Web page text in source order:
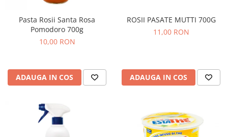
Pasta Rosii Santa Rosa
Pomodoro 700g
10,00 RON
ADAUGA IN COS
ROSII PASATE MUTTI 700G
11,00 RON
ADAUGA IN COS